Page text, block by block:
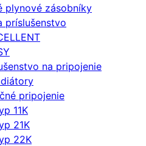
plynové zásobníky
príslušenstvo
na pripojenie
pripojenie
11K
21K
22K